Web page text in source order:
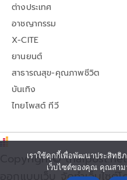
ต่างประเทศ
อาชญากรรม
X-CITE
ยานยนต์
สาธารณสุข-คุณภาพชีวิต
บันเทิง
ไทยโพสต์ ทีวี
Copyright©
ออกแบบเว็บ จัดทำเว็บไซ
เราใช้คุกกี้เพื่อพัฒนาประสิทธิ
เว็บไซต์ของคุณ คุณสาม